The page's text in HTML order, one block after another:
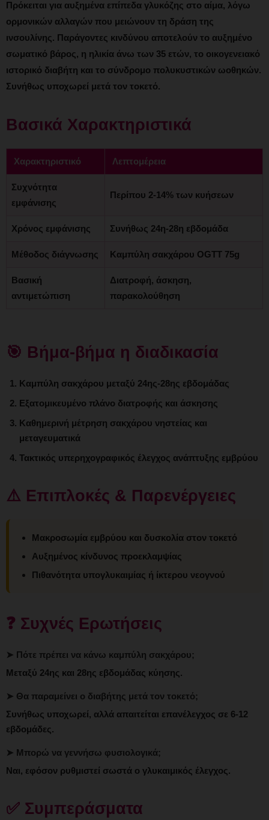
Πρόκειται για αυξημένα επίπεδα γλυκόζης στο αίμα, λόγω
ορμονικών αλλαγών που μειώνουν τη δράση της
ινσουλίνης. Παράγοντες κινδύνου αποτελούν το αυξημένο
σωματικό βάρος, η ηλικία άνω των 35 ετών, το οικογενειακό
ιστορικό διαβήτη και το σύνδρομο πολυκυστικών ωοθηκών.
Συνήθως υποχωρεί μετά τον τοκετό.
Βασικά Χαρακτηριστικά
Χαρακτηριστικό Λεπτομέρεια
Συχνότητα
εμφάνισης
Περίπου 2-14% των κυήσεων
Χρόνος εμφάνισης Συνήθως 24η-28η εβδομάδα
Μέθοδος διάγνωσης Καμπύλη σακχάρου OGTT 75g
Βασική
αντιμετώπιση
Διατροφή, άσκηση,
παρακολούθηση
🎯 Βήμα-βήμα η διαδικασία
Καμπύλη σακχάρου μεταξύ 24ης-28ης εβδομάδας
Εξατομικευμένο πλάνο διατροφής και άσκησης
Καθημερινή μέτρηση σακχάρου νηστείας και
μεταγευματικά
Τακτικός υπερηχογραφικός έλεγχος ανάπτυξης εμβρύου
⚠️ Επιπλοκές & Παρενέργειες
Μακροσωμία εμβρύου και δυσκολία στον τοκετό
Αυξημένος κίνδυνος προεκλαμψίας
Πιθανότητα υπογλυκαιμίας ή ίκτερου νεογνού
❓ Συχνές Ερωτήσεις
➤ Πότε πρέπει να κάνω καμπύλη σακχάρου;
Μεταξύ 24ης και 28ης εβδομάδας κύησης.
➤ Θα παραμείνει ο διαβήτης μετά τον τοκετό;
Συνήθως υποχωρεί, αλλά απαιτείται επανέλεγχος σε 6-12
εβδομάδες.
➤ Μπορώ να γεννήσω φυσιολογικά;
Ναι, εφόσον ρυθμιστεί σωστά ο γλυκαιμικός έλεγχος.
✅ Συμπεράσματα